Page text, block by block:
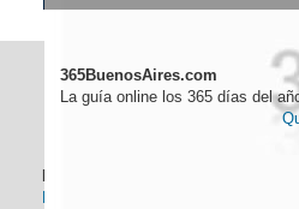
365BuenosAires.com
La guía online los 365 días del